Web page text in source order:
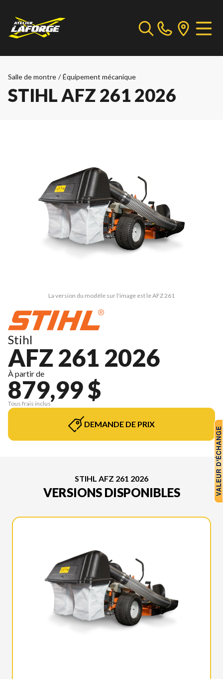
Salle de montre / Équipement mécanique
STIHL AFZ 261 2026
La version du modèle sur l'image est le AFZ 261
Stihl
AFZ 261 2026
À partir de
879,99 $
Tous frais inclus
DEMANDE DE PRIX
STIHL AFZ 261 2026
VERSIONS DISPONIBLES